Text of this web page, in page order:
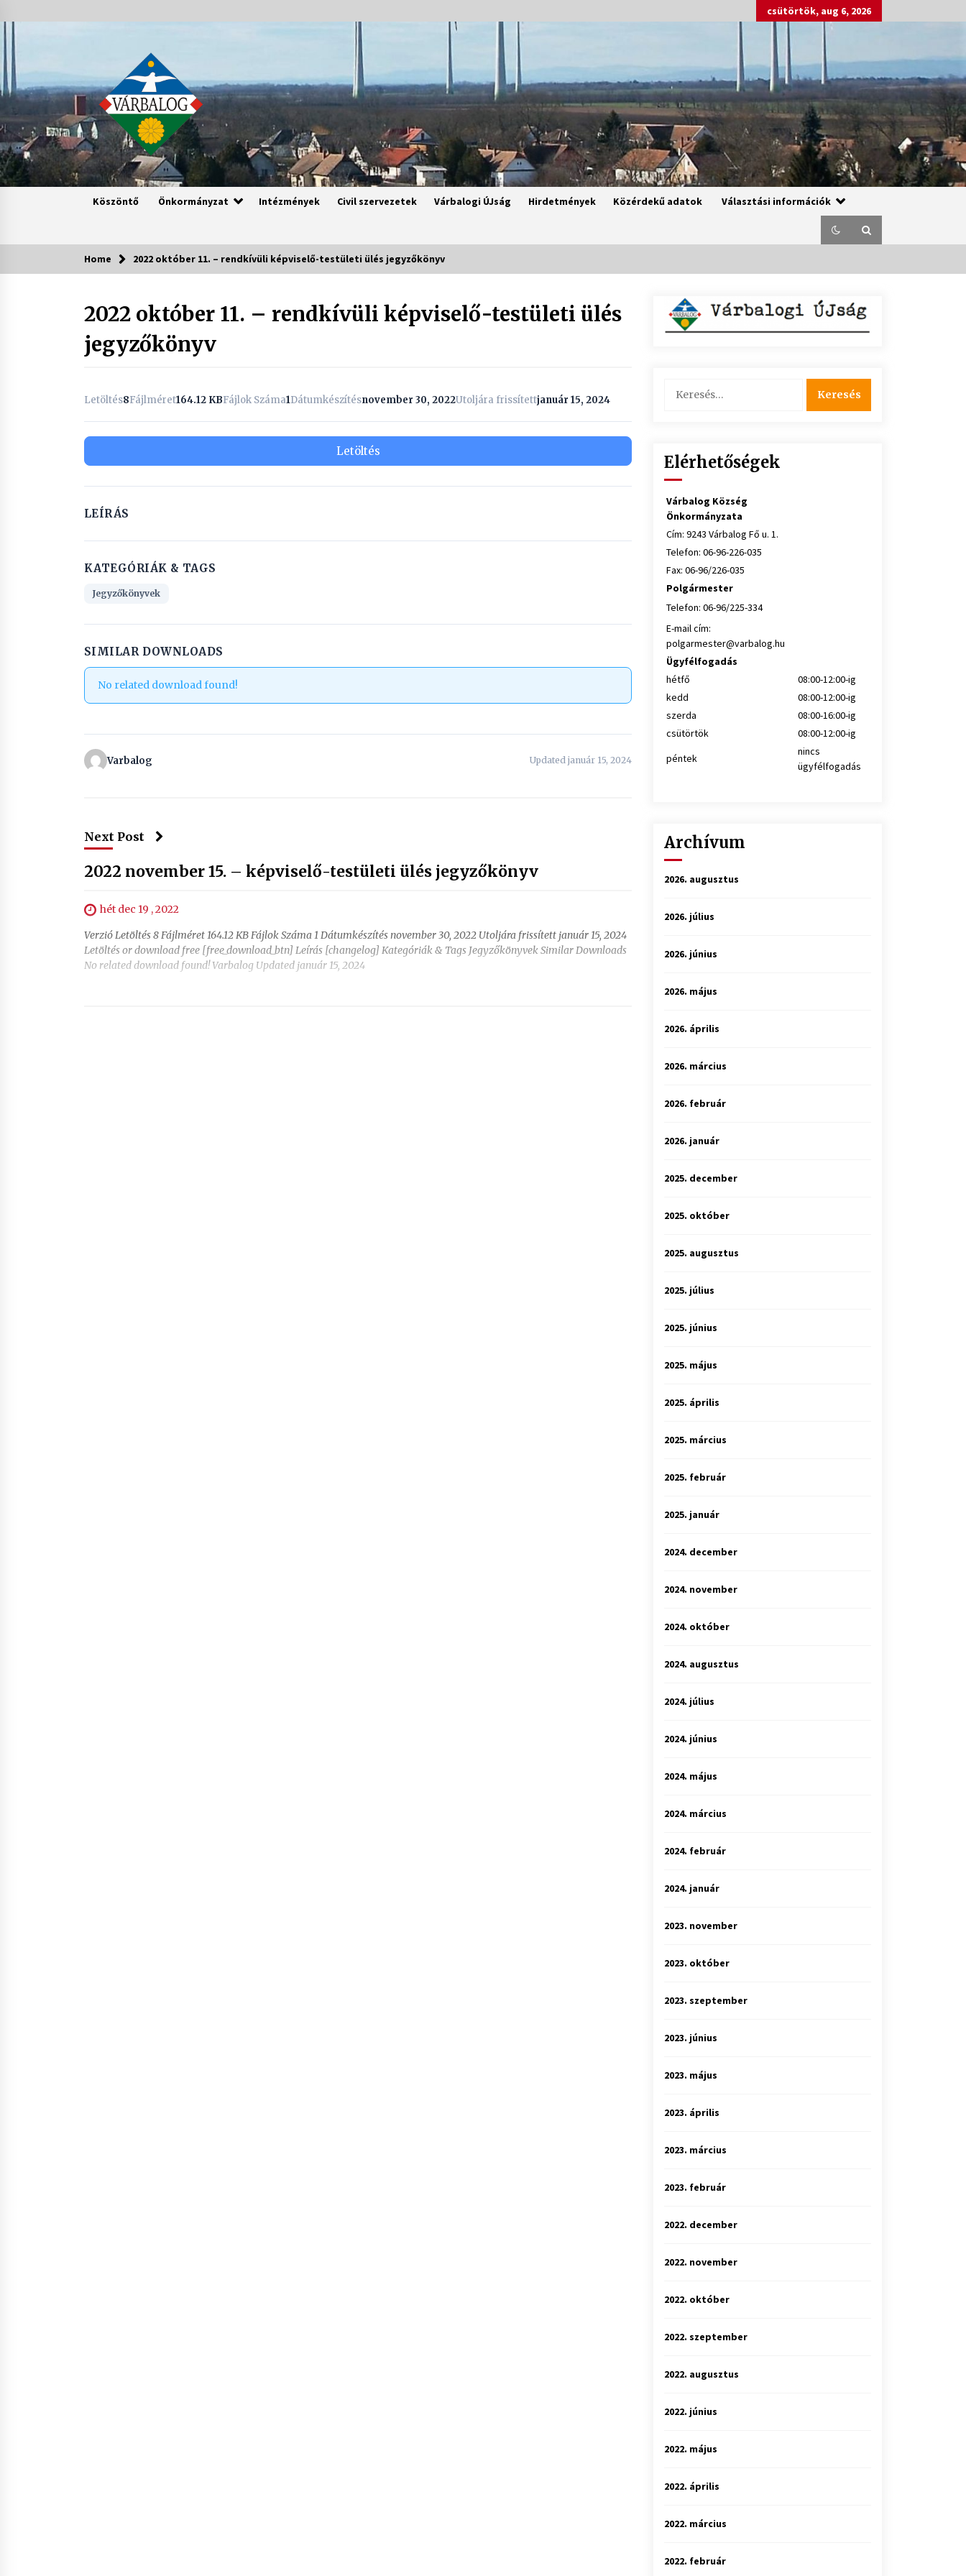
to
content
csütörtök, aug 6, 2026
Köszöntő Önkormányzat Intézmények Civil szervezetek Várbalogi ÚJság Hirdetmények Közérdekű adatok Választási információk
Home 2022 október 11. – rendkívüli képviselő-testületi ülés jegyzőkönyv
2022 október 11. – rendkívüli képviselő-testületi ülés
jegyzőkönyv
Letöltés8Fájlméret164.12 KBFájlok Száma1Dátumkészítésnovember 30, 2022Utoljára frissítettjanuár 15, 2024
Letöltés
LEÍRÁS
KATEGÓRIÁK & TAGS
Jegyzőkönyvek
SIMILAR DOWNLOADS
No related download found!
Varbalog Updated január 15, 2024
Next Post
2022 november 15. – képviselő-testületi ülés jegyzőkönyv
hét dec 19 , 2022
Verzió Letöltés 8 Fájlméret 164.12 KB Fájlok Száma 1 Dátumkészítés november 30, 2022 Utoljára frissített január 15, 2024
Letöltés or download free [free_download_btn] Leírás [changelog] Kategóriák & Tags Jegyzőkönyvek Similar Downloads
No related download found! Varbalog Updated január 15, 2024
Elérhetőségek
Várbalog Község
Önkormányzata
Cím: 9243 Várbalog Fő u. 1.
Telefon: 06-96-226-035
Fax: 06-96/226-035
Polgármester
Telefon: 06-96/225-334
E-mail cím:
polgarmester@varbalog.hu
Ügyfélfogadás
hétfő
08:00-12:00-ig
kedd
08:00-12:00-ig
szerda
08:00-16:00-ig
csütörtök
08:00-12:00-ig
péntek
nincs
ügyfélfogadás
Archívum
2026. augusztus
2026. július
2026. június
2026. május
2026. április
2026. március
2026. február
2026. január
2025. december
2025. október
2025. augusztus
2025. július
2025. június
2025. május
2025. április
2025. március
2025. február
2025. január
2024. december
2024. november
2024. október
2024. augusztus
2024. július
2024. június
2024. május
2024. március
2024. február
2024. január
2023. november
2023. október
2023. szeptember
2023. június
2023. május
2023. április
2023. március
2023. február
2022. december
2022. november
2022. október
2022. szeptember
2022. augusztus
2022. június
2022. május
2022. április
2022. március
2022. február